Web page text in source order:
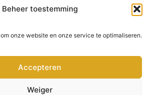
Beheer toestemming
onze website en onze service te optimaliseren.
Accepteren
Weiger
pagina’s